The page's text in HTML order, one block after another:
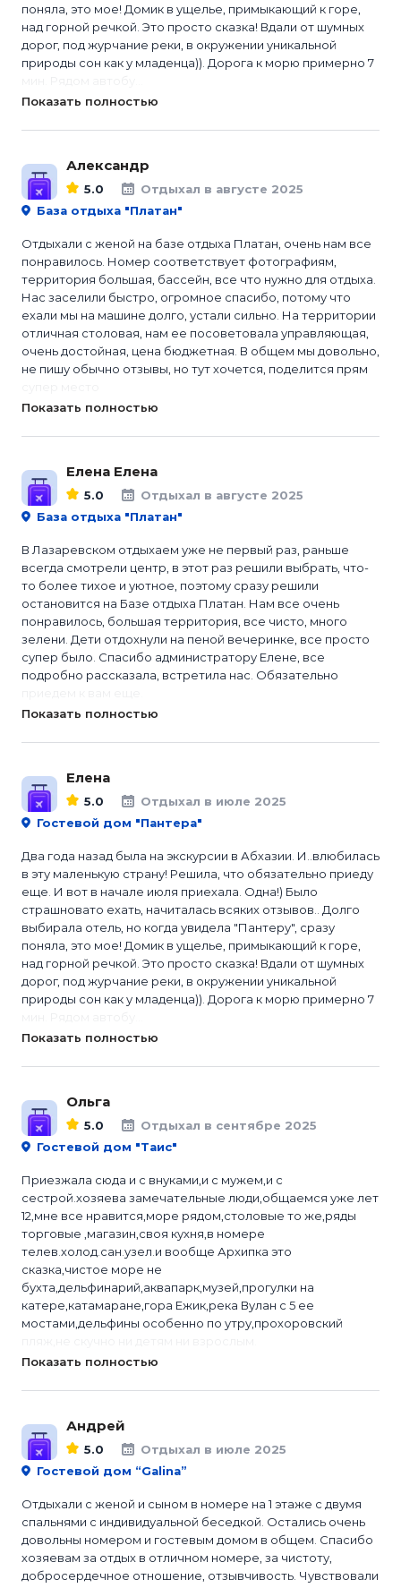
поняла, это мое! Домик в ущелье, примыкающий к горе,
над горной речкой. Это просто сказка! Вдали от шумных
дорог, под журчание реки, в окружении уникальной
природы сон как у младенца)). Дорога к морю примерно 7
Показать полностью
Александр
5.0
Отдыхал в августе 2025
База отдыха "Платан"
Отдыхали с женой на базе отдыха Платан, очень нам все
понравилось. Номер соответствует фотографиям,
территория большая, бассейн, все что нужно для отдыха.
Нас заселили быстро, огромное спасибо, потому что
ехали мы на машине долго, устали сильно. На территории
отличная столовая, нам ее посоветовала управляющая,
очень достойная, цена бюджетная. В общем мы довольно,
не пишу обычно отзывы, но тут хочется, поделится прям
Показать полностью
Елена Елена
5.0
Отдыхал в августе 2025
База отдыха "Платан"
В Лазаревском отдыхаем уже не первый раз, раньше
всегда смотрели центр, в этот раз решили выбрать, что-
то более тихое и уютное, поэтому сразу решили
остановится на Базе отдыха Платан. Нам все очень
понравилось, большая территория, все чисто, много
зелени. Дети отдохнули на пеной вечеринке, все просто
супер было. Спасибо администратору Елене, все
подробно рассказала, встретила нас. Обязательно
Показать полностью
Елена
5.0
Отдыхал в июле 2025
Гостевой дом "Пантера"
Два года назад была на экскурсии в Абхазии. И..влюбилась
в эту маленькую страну! Решила, что обязательно приеду
еще. И вот в начале июля приехала. Одна!) Было
страшновато ехать, начиталась всяких отзывов.. Долго
выбирала отель, но когда увидела "Пантеру", сразу
поняла, это мое! Домик в ущелье, примыкающий к горе,
над горной речкой. Это просто сказка! Вдали от шумных
дорог, под журчание реки, в окружении уникальной
природы сон как у младенца)). Дорога к морю примерно 7
Показать полностью
Ольга
5.0
Отдыхал в сентябре 2025
Гостевой дом "Таис"
Приезжала сюда и с внуками,и с мужем,и с
сестрой.хозяева замечательные люди,общаемся уже лет
12,мне все нравится,море рядом,столовые то же,ряды
торговые ,магазин,своя кухня,в номере
телев.холод.сан.узел.и вообще Архипка это
сказка,чистое море не
бухта,дельфинарий,аквапарк,музей,прогулки на
катере,катамаране,гора Ежик,река Вулан с 5 ее
мостами,дельфины особенно по утру,прохоровский
Показать полностью
Андрей
5.0
Отдыхал в июле 2025
Гостевой дом “Galina”
Отдыхали с женой и сыном в номере на 1 этаже с двумя
спальнями с индивидуальной беседкой. Остались очень
довольны номером и гостевым домом в общем. Спасибо
хозяевам за отдых в отличном номере, за чистоту,
добросердечное отношение, отзывчивость. Чувствовали